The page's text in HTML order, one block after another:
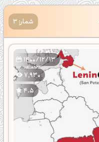
شمار: 3
1400/12/13
7,930
4.5